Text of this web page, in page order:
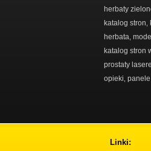
herbaty
katalog stron
herbata
katalog stron
prostaty
opieki
Linki: